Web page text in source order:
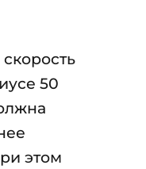
50
этом